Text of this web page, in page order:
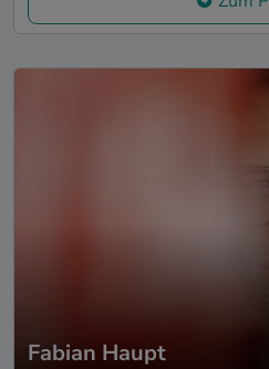
Fabian Haupt